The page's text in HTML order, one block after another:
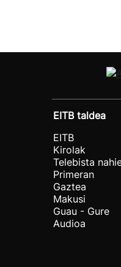
EITB taldea
EITB
Kirolak
Telebista
Primeran
Gaztea
Makusi
Guau - Gure
Audioa